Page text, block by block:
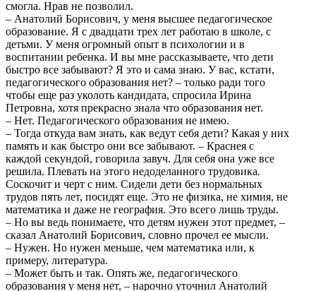
смогла. Нрав не позволил.
– Анатолий Борисович, у меня высшее педагогическое
образование. Я с двадцати трех лет работаю в школе, с
детьми. У меня огромный опыт в психологии и в
воспитании ребенка. И вы мне рассказываете, что дети
быстро все забывают? Я это и сама знаю. У вас, кстати,
педагогического образования нет? – только ради того
чтобы еще раз уколоть кандидата, спросила Ирина
Петровна, хотя прекрасно знала что образования нет.
– Нет. Педагогического образования не имею.
– Тогда откуда вам знать, как ведут себя дети? Какая у них
память и как быстро они все забывают. – Краснея с
каждой секундой, говорила завуч. Для себя она уже все
решила. Плевать на этого недоделанного трудовика.
Соскочит и черт с ним. Сидели дети без нормальных
трудов пять лет, посидят еще. Это не физика, не химия, не
математика и даже не география. Это всего лишь труды.
– Но вы ведь понимаете, что детям нужен этот предмет, –
сказал Анатолий Борисович, словно прочел ее мысли.
– Нужен. Но нужен меньше, чем математика или, к
примеру, литература.
– Может быть и так. Опять же, педагогического
образования у меня нет, – нарочно уточнил Анатолий